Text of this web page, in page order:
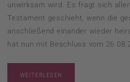
unwirksam wird. Es fragt sich
Testament geschieht, wenn die
anschließend einander wieder
hat nun mit Beschluss vom
WEITERLESEN